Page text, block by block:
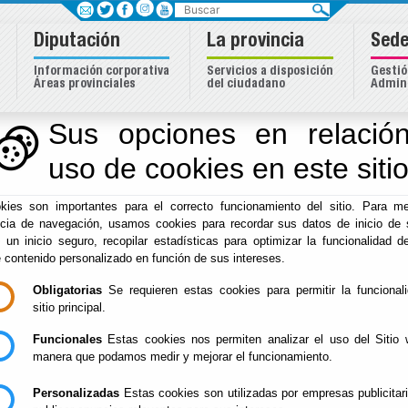
Sus opciones en
uso de cookies en este sitio
son importantes para el correcto funcionamiento del sitio. Para
de navegación, usamos cookies para recordar sus datos de inicio de
un inicio seguro, recopilar estadísticas para optimizar la funcionalidad
contenido personalizado en función de sus intereses.
Obligatorias Se requieren estas cookies para permitir la
sitio principal.
Funcionales Estas cookies nos permiten analizar el uso del Sitio
manera que podamos medir y mejorar el funcionamiento.
Personalizadas Estas cookies son utilizadas por empresas
Inicio -Asistencia Municipios - Asistencia Municipios
Asistencia
El objeto esencial del servicio de asistencia a municipios es la
secretaria e intervención, económica, de recursos humanos,
Digitalización y Transparencia a los municipios y demás
La asistencia se lleva a cabo en los términos y condiciones
Servicio de Asistencia a Municipios publicado en el Boletín
junio de 2014, y su modificación publicada en el B.O.P. nº 96 de
Buscar
Diputación
Información corporativa
Áreas provinciales
La provincia
Servicios a disposición
del ciudadano